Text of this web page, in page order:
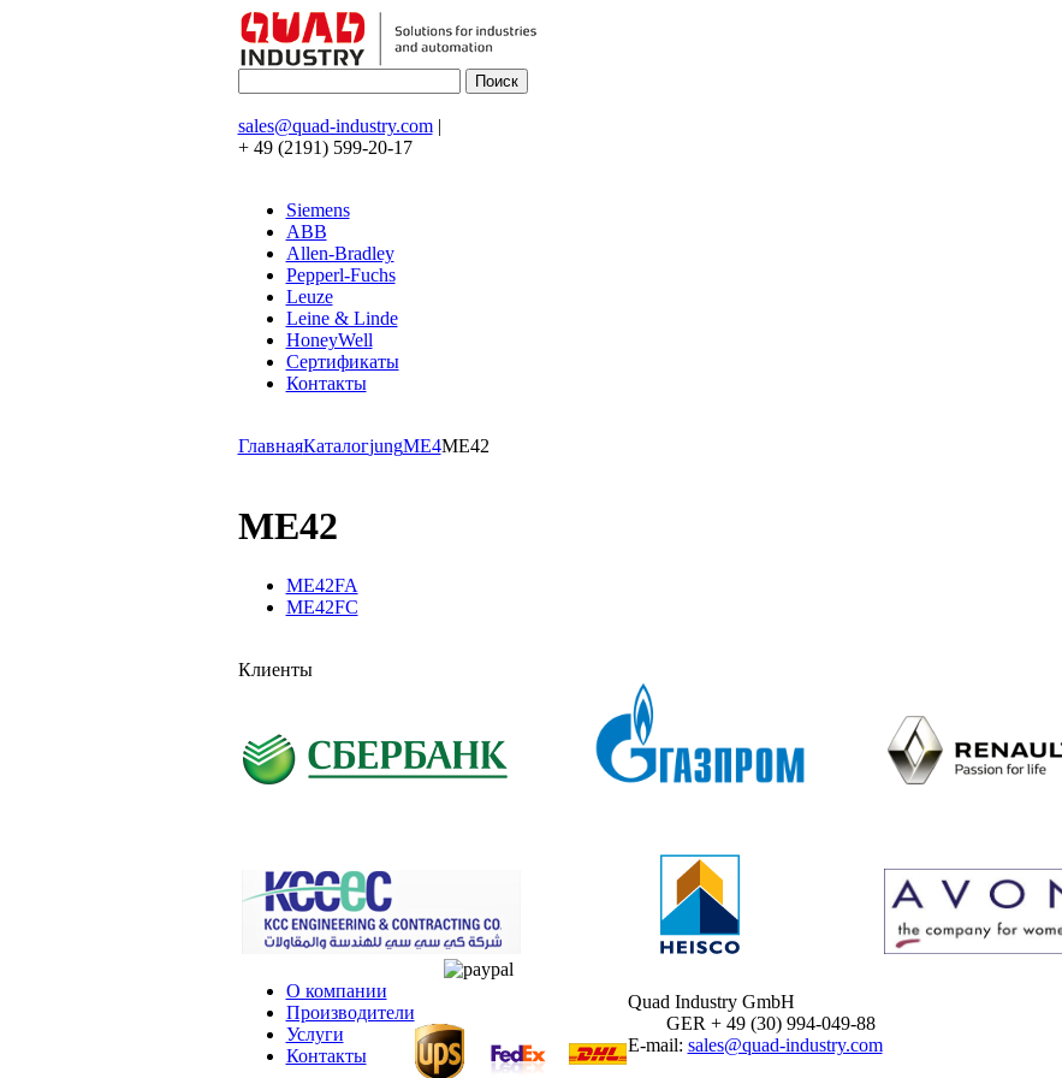
sales@quad-industry.com|
+ 49 (2191) 599-20-17
Siemens
ABB
Allen-Bradley
Pepperl-Fuchs
Leuze
Leine & Linde
HoneyWell
Сертификаты
Контакты
ГлавнаяКаталогjungME4ME42
ME42
ME42FA
ME42FC
Клиенты
О компании
Производители
Услуги
Контакты
Quad Industry GmbH
GER + 49 (30) 994-049-88
E-mail: sales@quad-industry.com